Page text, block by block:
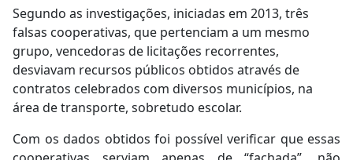
Segundo as investigações, iniciadas em 2013, três
falsas cooperativas, que pertenciam a um mesmo
grupo, vencedoras de licitações recorrentes,
desviavam recursos públicos obtidos através de
contratos celebrados com diversos municípios, na
área de transporte, sobretudo escolar.
Com os dados obtidos foi possível verificar que essas